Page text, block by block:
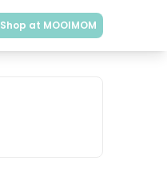
Shop at MOOIMOM